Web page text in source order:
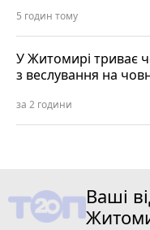
5 годин тому
У Житомирі триває
з веслування на
за 2 години
Ваші